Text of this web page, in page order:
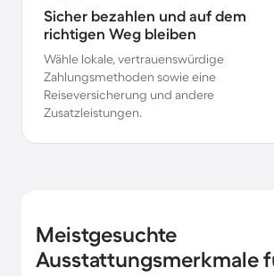
Sicher bezahlen und auf dem
richtigen Weg bleiben
Wähle lokale, vertrauenswürdige
Zahlungsmethoden sowie eine
Reiseversicherung und andere
Zusatzleistungen.
Meistgesuchte
Ausstattungsmerkmale